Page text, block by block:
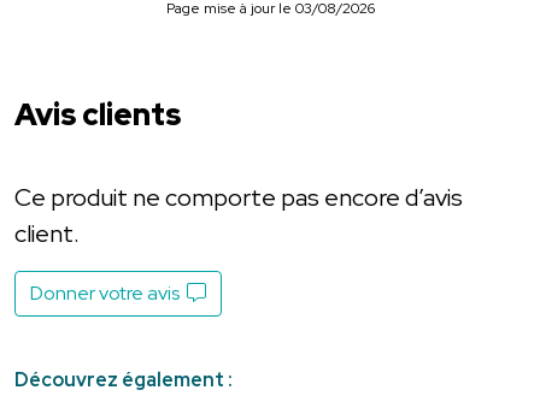
Page mise à jour le 03/08/2026
Avis clients
Ce produit ne comporte pas encore d’avis
client.
Donner votre avis
Découvrez également :